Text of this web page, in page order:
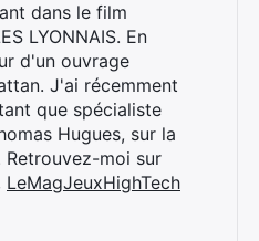
dans le film
LYONNAIS. En
d'un ouvrage
J'ai récemment
que spécialiste
Hugues, sur la
Retrouvez-moi sur
LeMagJeuxHighTech